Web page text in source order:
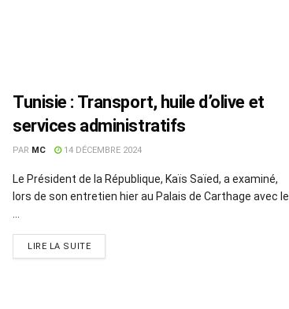
Tunisie : Transport, huile d’olive et
services administratifs
PAR MC 14 DÉCEMBRE 2024
Le Président de la République, Kaïs Saïed, a examiné,
lors de son entretien hier au Palais de Carthage avec le
LIRE LA SUITE